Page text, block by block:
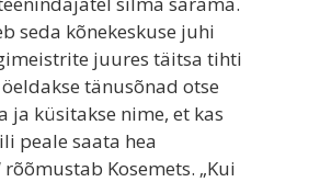
seda kõnekeskuse juhi
juures täitsa tihti
öeldakse tänusõnad otse
ja küsitakse nime, et kas
peale saata hea
rõõmustab Kosemets. „Kui